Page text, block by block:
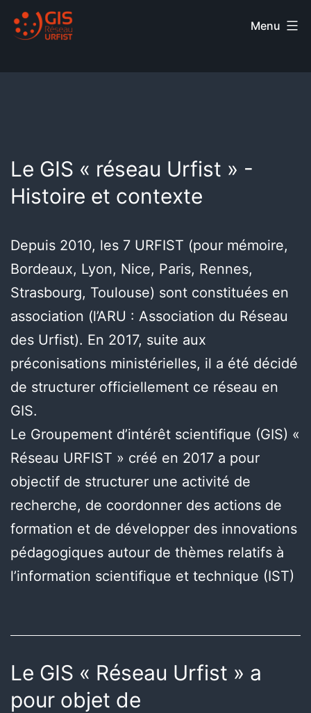
Menu
Le GIS « réseau Urfist » -
Histoire et contexte
Depuis 2010, les 7 URFIST (pour mémoire,
Bordeaux, Lyon, Nice, Paris, Rennes,
Strasbourg, Toulouse) sont constituées en
association (l’ARU : Association du Réseau
des Urfist). En 2017, suite aux
préconisations ministérielles, il a été décidé
de structurer officiellement ce réseau en
GIS.
Le Groupement d’intérêt scientifique (GIS) «
Réseau URFIST » créé en 2017 a pour
objectif de structurer une activité de
recherche, de coordonner des actions de
formation et de développer des innovations
pédagogiques autour de thèmes relatifs à
l’information scientifique et technique (IST)
Le GIS « Réseau Urfist » a
pour objet de